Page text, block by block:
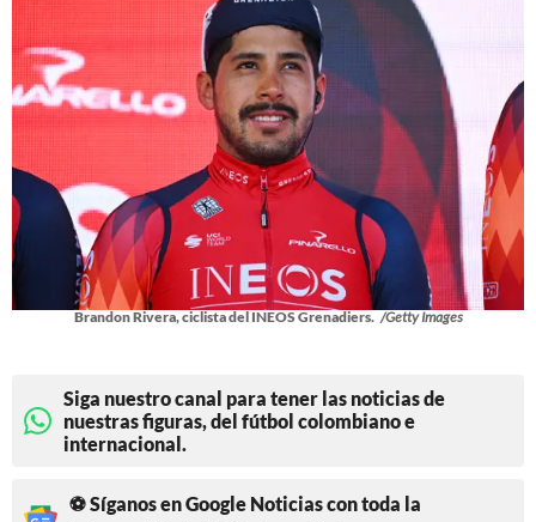
Brandon Rivera, ciclista del INEOS Grenadiers. /Getty Images
Siga nuestro canal para tener las noticias de
nuestras figuras, del fútbol colombiano e
internacional.
⚽ Síganos en Google Noticias con toda la